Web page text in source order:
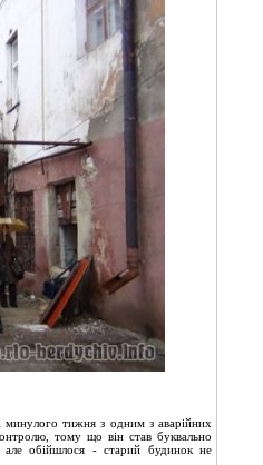
минулого тижня з одним з аварійних
тому що він став буквально
але обійшлося - старий будинок не